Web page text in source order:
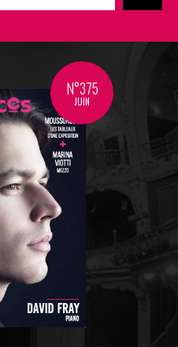
N°375
JUIN